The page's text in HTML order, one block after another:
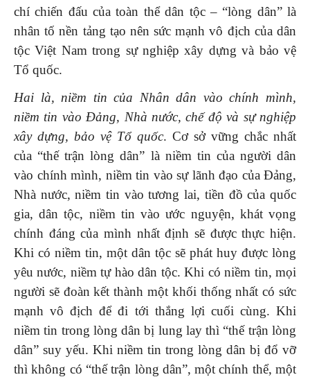
chí chiến đấu của toàn thể dân tộc – “lòng dân” là
nhân tố nền tảng tạo nên sức mạnh vô địch của dân
tộc Việt Nam trong sự nghiệp xây dựng và bảo vệ
Tổ quốc.
Hai là, niềm tin của Nhân dân vào chính mình,
niềm tin vào Đảng, Nhà nước, chế độ và sự nghiệp
xây dựng, bảo vệ Tổ quốc. Cơ sở vững chắc nhất
của “thế trận lòng dân” là niềm tin của người dân
vào chính mình, niềm tin vào sự lãnh đạo của Đảng,
Nhà nước, niềm tin vào tương lai, tiền đồ của quốc
gia, dân tộc, niềm tin vào ước nguyện, khát vọng
chính đáng của mình nhất định sẽ được thực hiện.
Khi có niềm tin, một dân tộc sẽ phát huy được lòng
yêu nước, niềm tự hào dân tộc. Khi có niềm tin, mọi
người sẽ đoàn kết thành một khối thống nhất có sức
mạnh vô địch để đi tới thắng lợi cuối cùng. Khi
niềm tin trong lòng dân bị lung lay thì “thế trận lòng
dân” suy yếu. Khi niềm tin trong lòng dân bị đổ vỡ
thì không có “thế trận lòng dân”, một chính thể, một